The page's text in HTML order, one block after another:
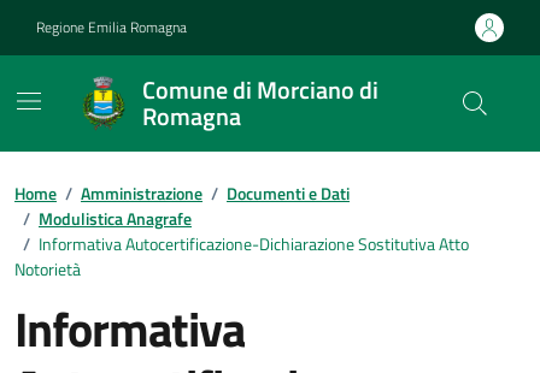
Regione Emilia Romagna
Comune di Morciano di
Romagna
Contenuti in evidenza
Home / Amministrazione / Documenti e Dati
/ Modulistica Anagrafe
/ Informativa Autocertificazione-Dichiarazione Sostitutiva Atto
Notorietà
Informativa